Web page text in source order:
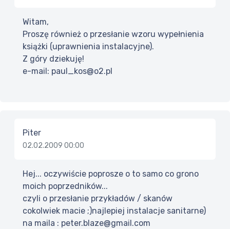
Witam,
Proszę również o przesłanie wzoru wypełnienia
książki (uprawnienia instalacyjne).
Z góry dziekuję!
e-mail: paul_kos@o2.pl
Piter
02.02.2009 00:00
Hej... oczywiście poprosze o to samo co grono
moich poprzedników...
czyli o przesłanie przykładów / skanów
cokolwiek macie ;)najlepiej instalacje sanitarne)
na maila : peter.blaze@gmail.com